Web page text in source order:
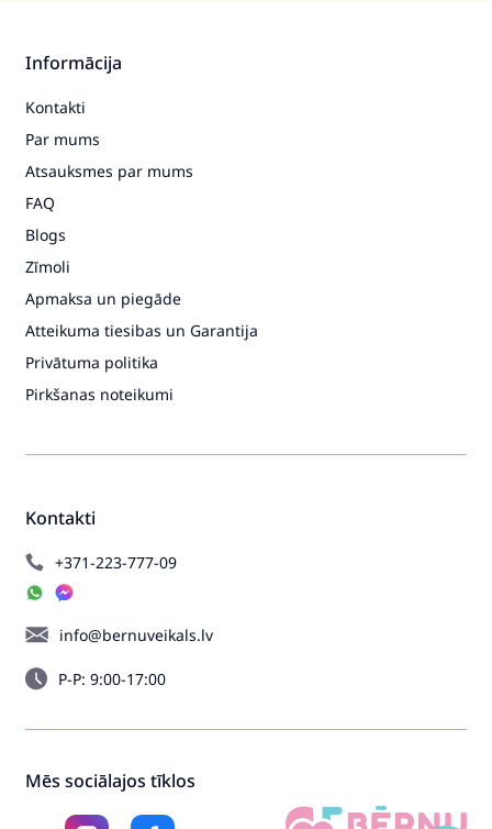
Kontakti
+371-223-777-09
info@bernuveikals.lv
P-P: 9:00-17:00
Informācija
Kontakti
Par mums
Atsauksmes par mums
FAQ
Blogs
Zīmoli
Apmaksa un piegāde
Atteikuma tiesibas un Garantija
Privātuma politika
Pirkšanas noteikumi
Mēs sociālajos tīklos